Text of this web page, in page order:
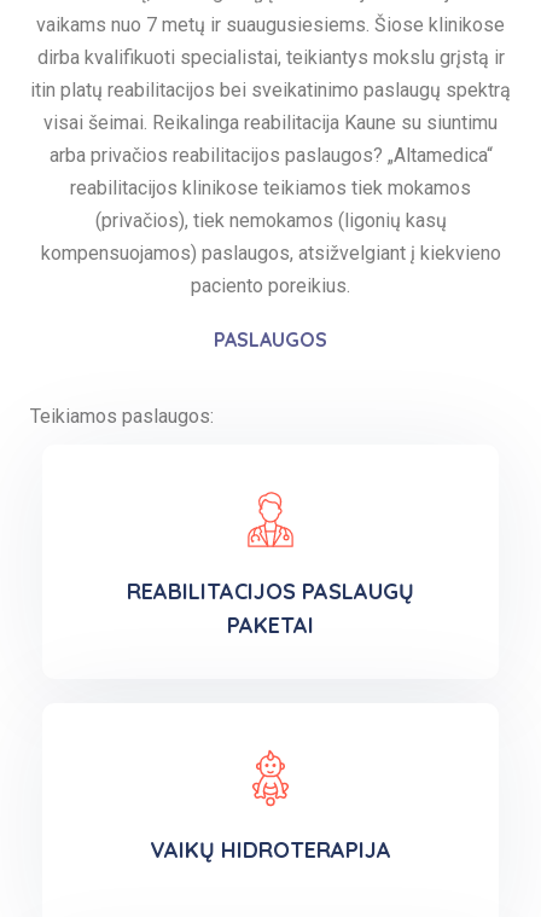
vaikams nuo 7 metų ir suaugusiesiems. Šiose klinikose
dirba kvalifikuoti specialistai, teikiantys mokslu grįstą ir
itin platų reabilitacijos bei sveikatinimo paslaugų spektrą
visai šeimai. Reikalinga reabilitacija Kaune su siuntimu
arba privačios reabilitacijos paslaugos? „Altamedica“
reabilitacijos klinikose teikiamos tiek mokamos
(privačios), tiek nemokamos (ligonių kasų
kompensuojamos) paslaugos, atsižvelgiant į kiekvieno
paciento poreikius.
PASLAUGOS
Teikiamos paslaugos:
REABILITACIJOS PASLAUGŲ
PAKETAI
VAIKŲ HIDROTERAPIJA